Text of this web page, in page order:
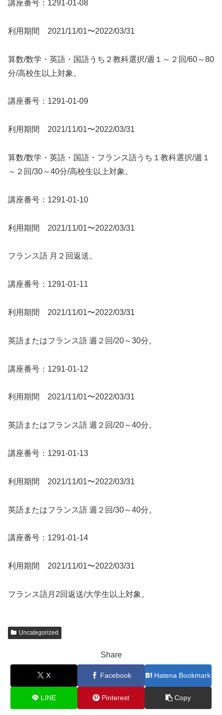
講座番号：1291-01-08
利用期間 2021/11/01〜2022/03/31
算数/数学・英語・国語うち２教科選択/週１～２回/60～80
分/高校生以上対象。
講座番号：1291-01-09
利用期間 2021/11/01〜2022/03/31
算数/数学・英語・国語・フランス語うち１教科選択/週１
～２回/30～40分/高校生以上対象。
講座番号：1291-01-10
利用期間 2021/11/01〜2022/03/31
フランス語 月２回返送。
講座番号：1291-01-11
利用期間 2021/11/01〜2022/03/31
英語またはフランス語 週２回/20～30分。
講座番号：1291-01-12
利用期間 2021/11/01〜2022/03/31
英語またはフランス語 週２回/20～40分。
講座番号：1291-01-13
利用期間 2021/11/01〜2022/03/31
英語またはフランス語 週２回/30～40分。
講座番号：1291-01-14
利用期間 2021/11/01〜2022/03/31
フランス語月2回返送/大学生以上対象。
Uncategorized
Share
X Facebook Hatena Bookmark
LINE Pinterest Copy